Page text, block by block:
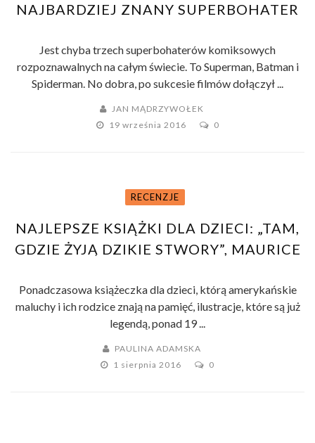
NAJBARDZIEJ ZNANY SUPERBOHATER
Jest chyba trzech superbohaterów komiksowych
rozpoznawalnych na całym świecie. To Superman, Batman i
Spiderman. No dobra, po sukcesie filmów dołączył ...
JAN MĄDRZYWOŁEK
19 września 2016
0
RECENZJE
NAJLEPSZE KSIĄŻKI DLA DZIECI: „TAM,
GDZIE ŻYJĄ DZIKIE STWORY”, MAURICE
Ponadczasowa książeczka dla dzieci, którą amerykańskie
maluchy i ich rodzice znają na pamięć, ilustracje, które są już
legendą, ponad 19 ...
PAULINA ADAMSKA
1 sierpnia 2016
0